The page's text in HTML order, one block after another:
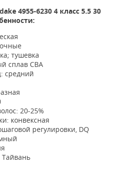
4955-6230 4 класс 5.5 30
тушевка
сплав CBA
средний
20-25%
конвексная
регулировки, DQ
Тайвань